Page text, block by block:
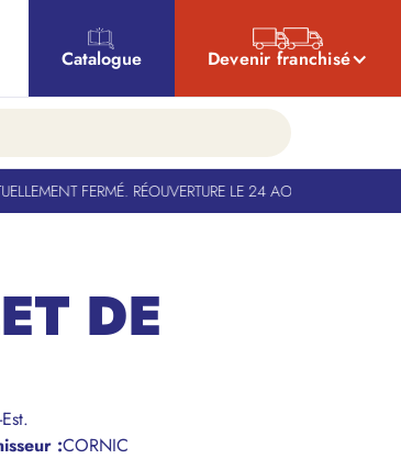
Catalogue Devenir franchisé
FERMÉ. RÉOUVERTURE LE 24 AOÛT
DE
:CORNIC